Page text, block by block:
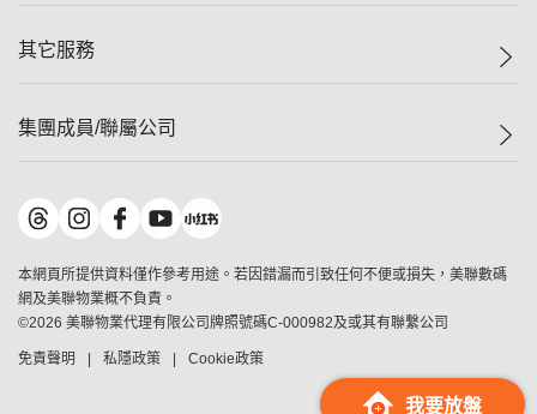
我要放盤
美聯豪宅
獨家樓盤
租盤
查詢熱線
按揭計算機
負擔能力計算機
轉按計算機
繳款方式
樓價指數
歷史成交
屋苑成交排行榜
地區百科
其它服務
屋苑專頁
美聯精英會
美善會
地產代理管理協會
申報已遞交的購樓意向登記
集團成員/聯屬公司
美聯物業
鋑聯控股*
美聯工商舖*
美聯中國
美聯澳門
美聯金融集團
本網頁所提供資料僅作參考用途。若因錯漏而引致任何不便或損失，美聯數碼
網及美聯物業概不負責。
©2026 美聯物業代理有限公司牌照號碼C-000982及或其有聯繫公司
免責聲明 私隱政策 Cookie政策